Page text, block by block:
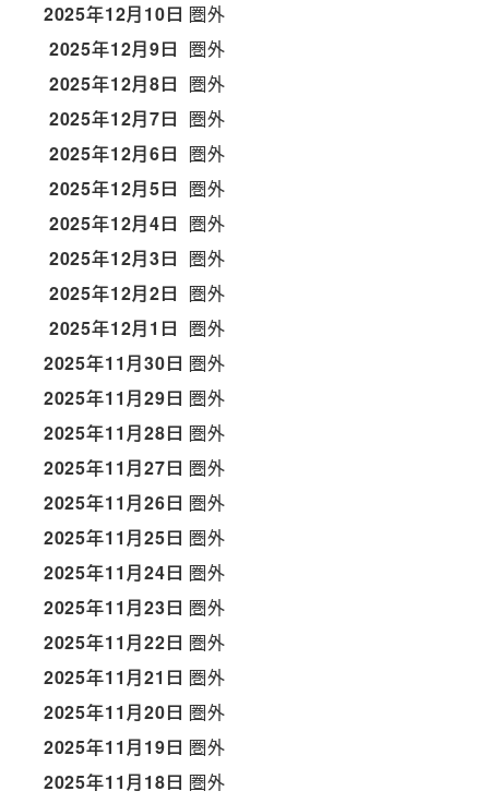
2025年12月10日 圏外
2025年12月9日 圏外
2025年12月8日 圏外
2025年12月7日 圏外
2025年12月6日 圏外
2025年12月5日 圏外
2025年12月4日 圏外
2025年12月3日 圏外
2025年12月2日 圏外
2025年12月1日 圏外
2025年11月30日 圏外
2025年11月29日 圏外
2025年11月28日 圏外
2025年11月27日 圏外
2025年11月26日 圏外
2025年11月25日 圏外
2025年11月24日 圏外
2025年11月23日 圏外
2025年11月22日 圏外
2025年11月21日 圏外
2025年11月20日 圏外
2025年11月19日 圏外
2025年11月18日 圏外